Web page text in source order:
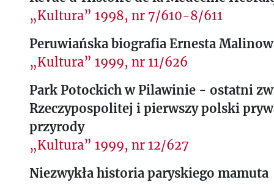
„Kultura” 1998, nr 7/610-8/611
Peruwiańska biografia Ernesta
„Kultura” 1999, nr 11/626
Park Potockich w Pilawinie - ostatni
Rzeczypospolitej i pierwszy polski
przyrody
„Kultura” 1999, nr 12/627
Niezwykła historia paryskiego mamuta